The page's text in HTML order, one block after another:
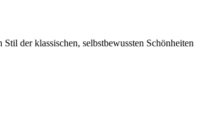
der klassischen, selbstbewussten Schönheiten